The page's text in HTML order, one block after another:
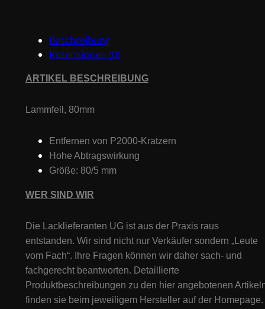
Beschreibung
Rezensionen (0)
ARTIKEL BESCHREIBUNG
Lammfell, 80mm
Entfernen von P2000-Kratzern
Hohe Abtragswirkung
Größe: 80/5 mm
WER SIND WIR
Die Lacklieferanten UG ist aus der Praxis raus
entstanden. Wir sind nicht nur Verkäufer sondern „Leute
vom Fach“. Ihre Fragen können wir daher sach- und
fachgerecht beantworten. Detaillierte
Produktbeschreibungen zu den hier angebotenen
finden sie beim jeweiligem Hersteller auf der Homepage.